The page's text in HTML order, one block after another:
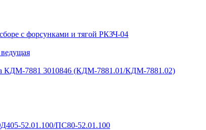
с форсунками и тягой РКЗЧ-04
ведущая
КДМ-7881 3010846 (КДМ-7881.01/КДМ-7881.02)
52.01.100/ПС80-52.01.100